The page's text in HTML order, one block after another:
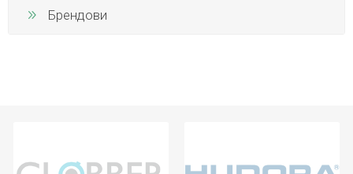
Брендови